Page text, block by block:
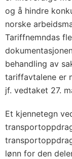
og å hindre
norske
Tariffnemndas
behandling av
tariffavtalene er
jf. vedtaket 27.
Et kjennetegn
lønn for den